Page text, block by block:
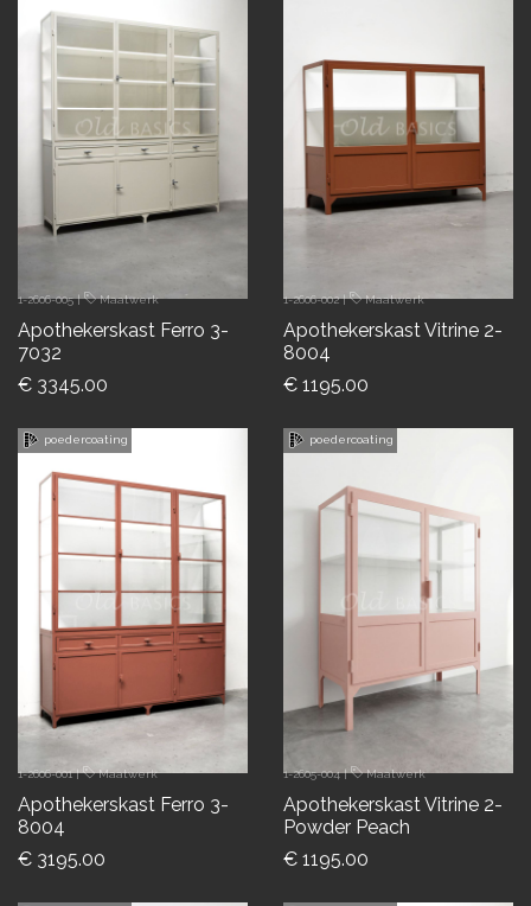
1-2606-005| Maatwerk
Apothekerskast Ferro 3-
7032
€ 3345.00
1-2606-002| Maatwerk
Apothekerskast Vitrine 2-
8004
€ 1195.00
poedercoating
1-2606-001| Maatwerk
Apothekerskast Ferro 3-
8004
€ 3195.00
poedercoating
1-2605-004| Maatwerk
Apothekerskast Vitrine 2-
Powder Peach
€ 1195.00